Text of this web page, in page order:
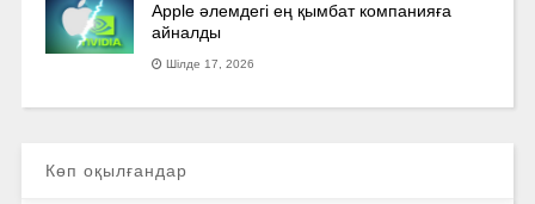
Apple әлемдегі ең қымбат компанияға
айналды
Шілде 17, 2026
Көп оқылғандар